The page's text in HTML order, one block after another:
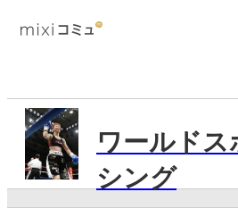
ワールドス
シング